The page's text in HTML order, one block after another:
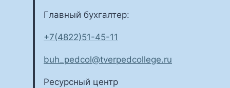
Главный бухгалтер:
+7(4822)51-45-11
buh_pedcol@tverpedcollege.ru
Ресурсный центр